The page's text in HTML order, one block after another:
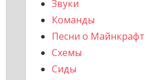
Звуки
Команды
Песни о Майнкрафт
Схемы
Сиды